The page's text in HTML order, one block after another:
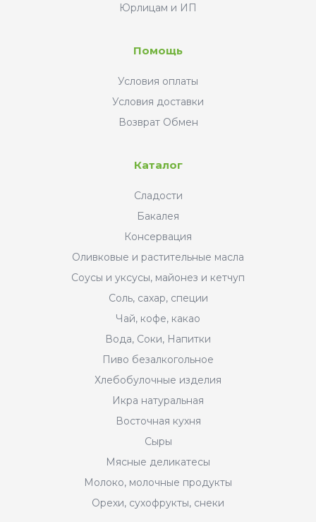
Юрлицам и ИП
Помощь
Условия оплаты
Условия доставки
Возврат Обмен
Каталог
Сладости
Бакалея
Консервация
Оливковые и растительные масла
Соусы и уксусы, майонез и кетчуп
Соль, сахар, специи
Чай, кофе, какао
Вода, Соки, Напитки
Пиво безалкогольное
Хлебобулочные изделия
Икра натуральная
Восточная кухня
Сыры
Мясные деликатесы
Молоко, молочные продукты
Орехи, сухофрукты, снеки